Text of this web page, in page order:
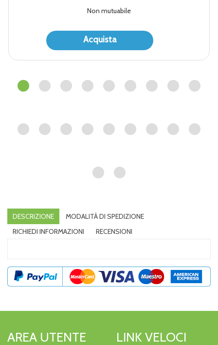
Non mutuabile
Acquista
Acquista BCAA
carrello
wishlist
DESCRIZIONE
MODALITÀ DI SPEDIZIONE
RICHIEDI INFORMAZIONI
RECENSIONI
AREA UTENTE LINK VELOCI